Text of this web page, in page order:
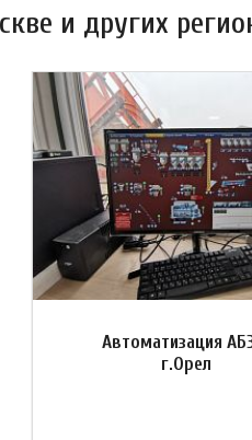
и других
Автоматизация
г.Орел